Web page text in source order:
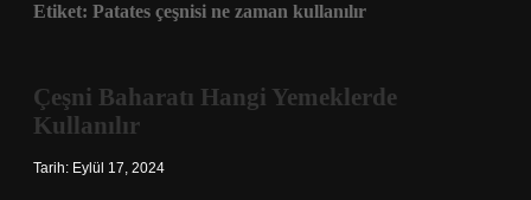
Etiket: Patates çeşnisi ne zaman kullanılır
Çeşni Baharatı Hangi Yemeklerde
Kullanılır
Tarih: Eylül 17, 2024